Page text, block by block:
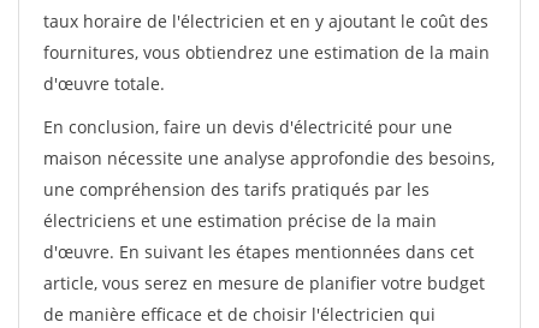
taux horaire de l'électricien et en y ajoutant le coût des
fournitures, vous obtiendrez une estimation de la main
d'œuvre totale.
En conclusion, faire un devis d'électricité pour une
maison nécessite une analyse approfondie des besoins,
une compréhension des tarifs pratiqués par les
électriciens et une estimation précise de la main
d'œuvre. En suivant les étapes mentionnées dans cet
article, vous serez en mesure de planifier votre budget
de manière efficace et de choisir l'électricien qui